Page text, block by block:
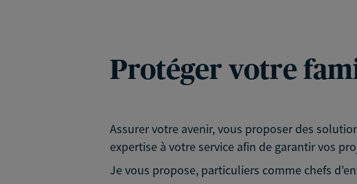
Protéger votre
Assurer votre avenir, vous proposer des
expertise à votre service afin de garantir vos
Je vous propose, particuliers comme chefs